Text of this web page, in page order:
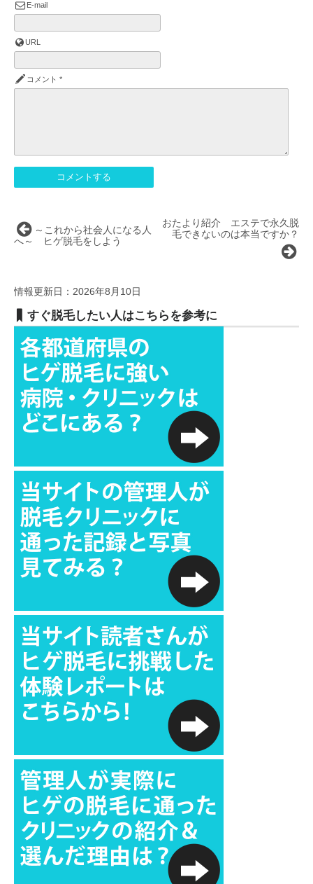
E-mail
URL
コメント *
おたより紹介 エステで永久脱
毛できないのは本当ですか？
～これから社会人になる人
へ～ ヒゲ脱毛をしよう
情報更新日：2026年8月10日
すぐ脱毛したい人はこちらを参考に